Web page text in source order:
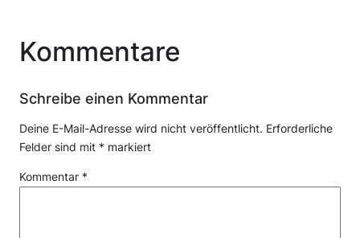
Kommentare
Schreibe einen Kommentar
Deine E-Mail-Adresse wird nicht veröffentlicht. Erforderliche
Felder sind mit * markiert
Kommentar *